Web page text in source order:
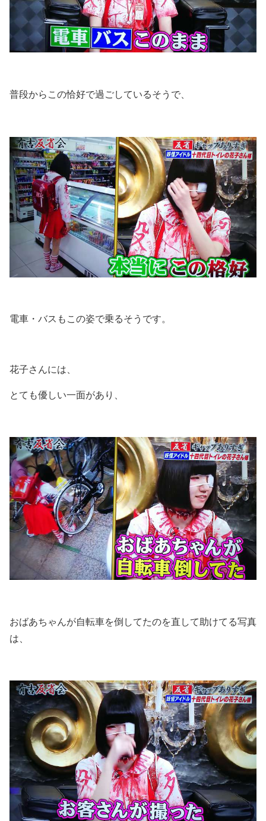
普段からこの恰好で過ごしているそうで、
電車・バスもこの姿で乗るそうです。
花子さんには、
とても優しい一面があり、
おばあちゃんが自転車を倒してたのを直して助けてる写真
は、